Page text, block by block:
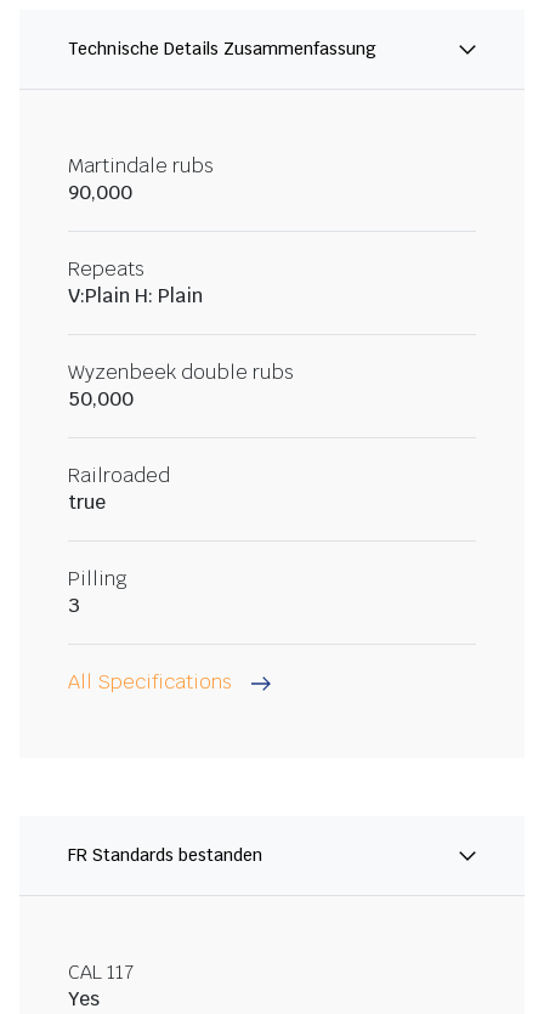
Technische Details Zusammenfassung
Martindale rubs
90,000
Repeats
V:Plain H: Plain
Wyzenbeek double rubs
50,000
Railroaded
true
Pilling
3
All Specifications
FR Standards bestanden
CAL 117
Yes